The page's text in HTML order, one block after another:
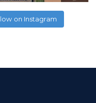
on Instagram